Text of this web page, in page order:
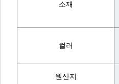
소재
컬러
원산지